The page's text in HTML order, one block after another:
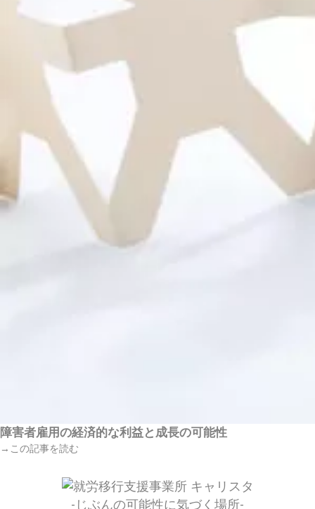
障害者雇用の経済的な利益と成長の可能性
→この記事を読む
-じぶんの可能性に気づく場所-